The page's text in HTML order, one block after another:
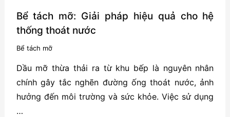
Bể tách mỡ: Giải pháp hiệu quả cho hệ
thống thoát nước
Bể tách mỡ
Dầu mỡ thừa thải ra từ khu bếp là nguyên nhân
chính gây tắc nghẽn đường ống thoát nước, ảnh
hưởng đến môi trường và sức khỏe. Việc sử dụng
…